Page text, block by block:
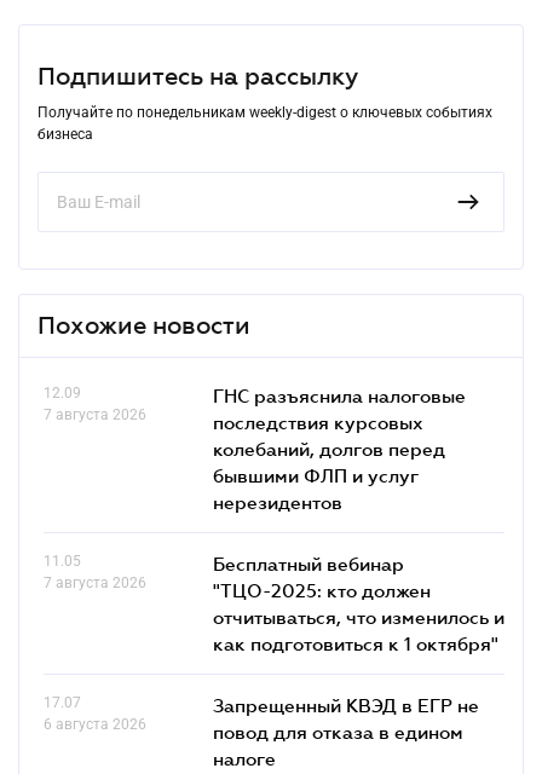
Подпишитесь на рассылку
Получайте по понедельникам weekly-digest о ключевых событиях
бизнеса
Похожие новости
12.09
7 августа 2026
ГНС разъяснила налоговые
последствия курсовых
колебаний, долгов перед
бывшими ФЛП и услуг
нерезидентов
11.05
7 августа 2026
Бесплатный вебинар
"ТЦО-2025: кто должен
отчитываться, что изменилось и
как подготовиться к 1 октября"
17.07
6 августа 2026
Запрещенный КВЭД в ЕГР не
повод для отказа в едином
налоге